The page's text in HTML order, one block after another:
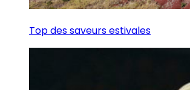
Top des saveurs estivales